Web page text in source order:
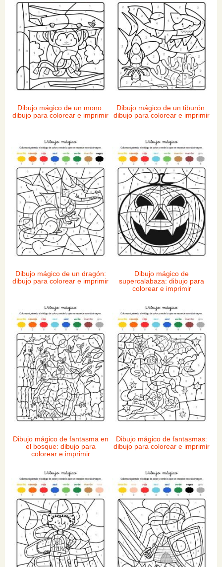
Dibujo mágico de un mono:
dibujo para colorear e imprimir
Dibujo mágico de un tiburón:
dibujo para colorear e imprimir
Dibujo mágico de un dragón:
dibujo para colorear e imprimir
Dibujo mágico de
supercalabaza: dibujo para
colorear e imprimir
Dibujo mágico de fantasma en
el bosque: dibujo para
colorear e imprimir
Dibujo mágico de fantasmas:
dibujo para colorear e imprimir